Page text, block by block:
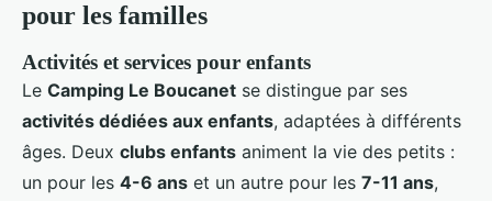
pour les familles
Activités et services pour enfants
Le Camping Le Boucanet se distingue par ses
activités dédiées aux enfants, adaptées à différents
âges. Deux clubs enfants animent la vie des petits :
un pour les 4-6 ans et un autre pour les 7-11 ans,